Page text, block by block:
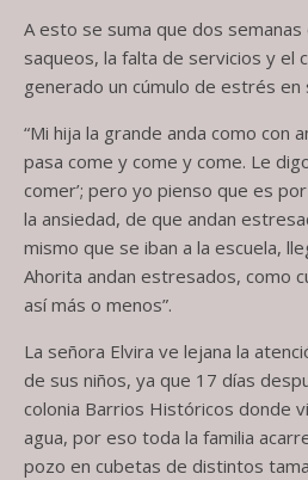
A esto se suma que dos
saqueos, la falta de servicios y el
generado un cúmulo de estrés en
“Mi hija la grande anda como con
pasa come y come y come. Le
comer’; pero yo pienso que es
la ansiedad, de que andan
mismo que se iban a la escuela,
Ahorita andan estresados, como
así más o menos”.
La señora Elvira ve lejana la
de sus niños, ya que 17 días
colonia Barrios Históricos donde
agua, por eso toda la familia
pozo en cubetas de distintos